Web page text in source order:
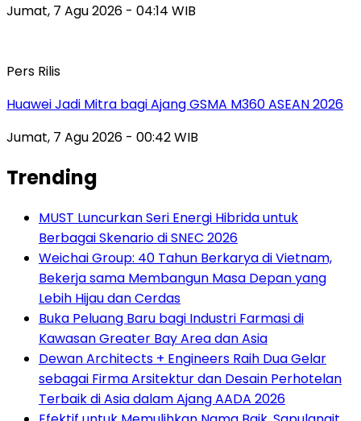
Jumat, 7 Agu 2026 - 04:14 WIB
Pers Rilis
Huawei Jadi Mitra bagi Ajang GSMA M360 ASEAN 2026
Jumat, 7 Agu 2026 - 00:42 WIB
Trending
MUST Luncurkan Seri Energi Hibrida untuk
Berbagai Skenario di SNEC 2026
Weichai Group: 40 Tahun Berkarya di Vietnam,
Bekerja sama Membangun Masa Depan yang
Lebih Hijau dan Cerdas
Buka Peluang Baru bagi Industri Farmasi di
Kawasan Greater Bay Area dan Asia
Dewan Architects + Engineers Raih Dua Gelar
sebagai Firma Arsitektur dan Desain Perhotelan
Terbaik di Asia dalam Ajang AADA 2026